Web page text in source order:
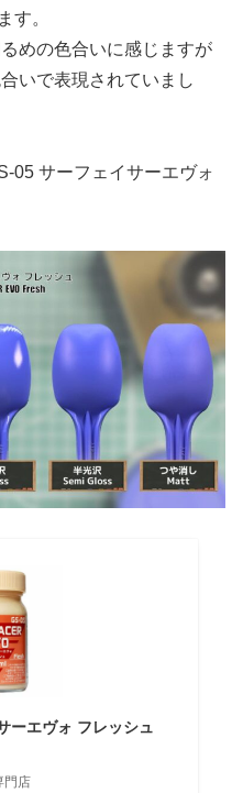
す。
めの色合いに感じますが
いで表現されていまし
05 サーフェイサーエヴォ
ーエヴォ フレッシュ
門店